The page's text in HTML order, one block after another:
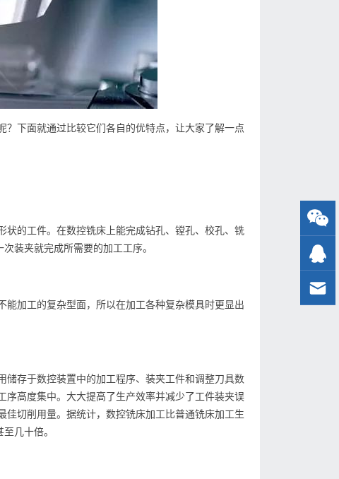
下面就通过比较它们各自的优特点，让大家了解一点
的工件。在数控铣床上能完成钻孔、镗孔、校孔、铣
装夹就完成所需要的加工工序。
加工的复杂型面，所以在加工各种复杂模具时更显出
存于数控装置中的加工程序、装夹工件和调整刀具数
高度集中。大大提高了生产效率并减少了工件装夹误
切削用量。据统计，数控铣床加工比普通铣床加工生
几十倍。